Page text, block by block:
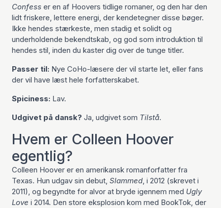
Confess er en af Hoovers tidlige romaner, og den har den
lidt friskere, lettere energi, der kendetegner disse bøger.
Ikke hendes stærkeste, men stadig et solidt og
underholdende bekendtskab, og god som introduktion til
hendes stil, inden du kaster dig over de tunge titler.
Passer til: Nye CoHo-læsere der vil starte let, eller fans
der vil have læst hele forfatterskabet.
Spiciness: Lav.
Udgivet på dansk? Ja, udgivet som Tilstå.
Hvem er Colleen Hoover
egentlig?
Colleen Hoover er en amerikansk romanforfatter fra
Texas. Hun udgav sin debut, Slammed, i 2012 (skrevet i
2011), og begyndte for alvor at bryde igennem med Ugly
Love i 2014. Den store eksplosion kom med BookTok, der